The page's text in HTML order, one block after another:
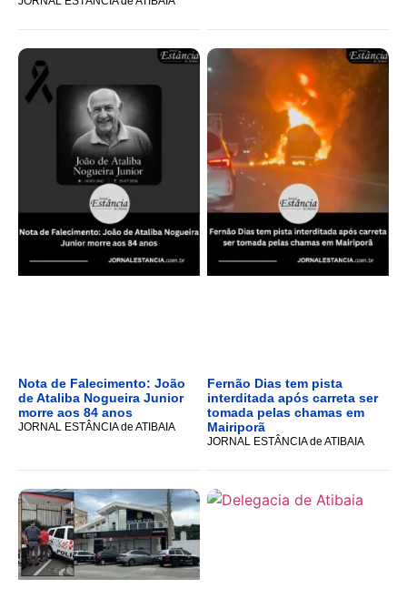
Nota de Falecimento: João
de Ataliba Nogueira Junior
morre aos 84 anos
JORNAL ESTÂNCIA de ATIBAIA
Fernão Dias tem pista
interditada após carreta ser
tomada pelas chamas em
Mairiporã
JORNAL ESTÂNCIA de ATIBAIA